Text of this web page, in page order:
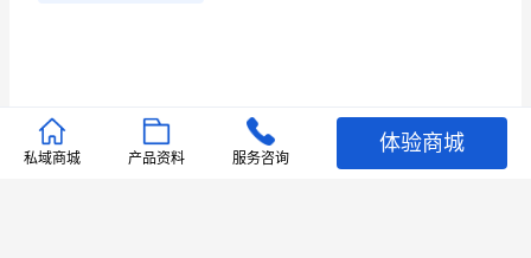
推荐文章
私域商城 产品资料 服务咨询
体验商城